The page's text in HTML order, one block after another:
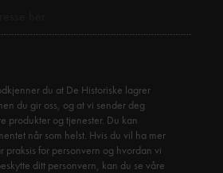
du at De Historiske lagrer
du gir oss, og at vi sender deg
produkter og tjenester. Du kan
når som helst. Hvis du vil ha mer
praksis for personvern og hvordan vi
ditt personvern, kan du se våre